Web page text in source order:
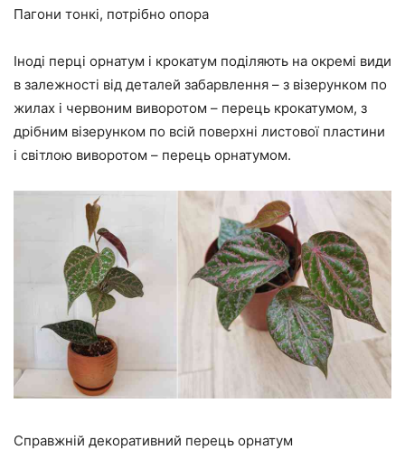
Пагони тонкі, потрібно опора
Іноді перці орнатум і крокатум поділяють на окремі види
в залежності від деталей забарвлення – з візерунком по
жилах і червоним виворотом – перець крокатумом, з
дрібним візерунком по всій поверхні листової пластини
і світлою виворотом – перець орнатумом.
Справжній декоративний перець орнатум